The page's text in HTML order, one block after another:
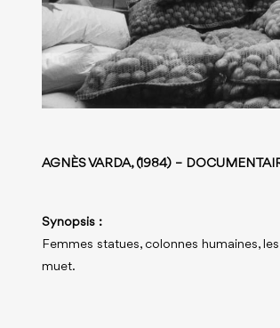
AGNÈS VARDA, (1984) –
Synopsis :
Femmes statues, colonnes humaines,
muet.